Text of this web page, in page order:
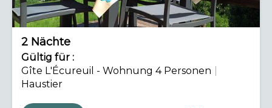
2 Nächte
Gültig für :
Gîte L'Écureuil - Wohnung 4 Personen
Haustier